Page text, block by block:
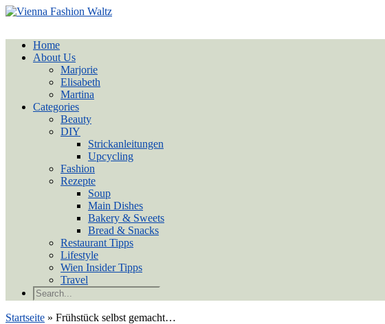
Home
About Us
Marjorie
Elisabeth
Martina
Categories
Beauty
DIY
Strickanleitungen
Upcycling
Fashion
Rezepte
Soup
Main Dishes
Bakery & Sweets
Bread & Snacks
Restaurant Tipps
Lifestyle
Wien Insider Tipps
Travel
Startseite » Frühstück selbst gemacht…